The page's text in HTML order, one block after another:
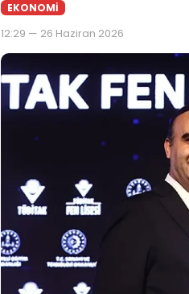
EKONOMI
12:29 — 26 Haziran 2026